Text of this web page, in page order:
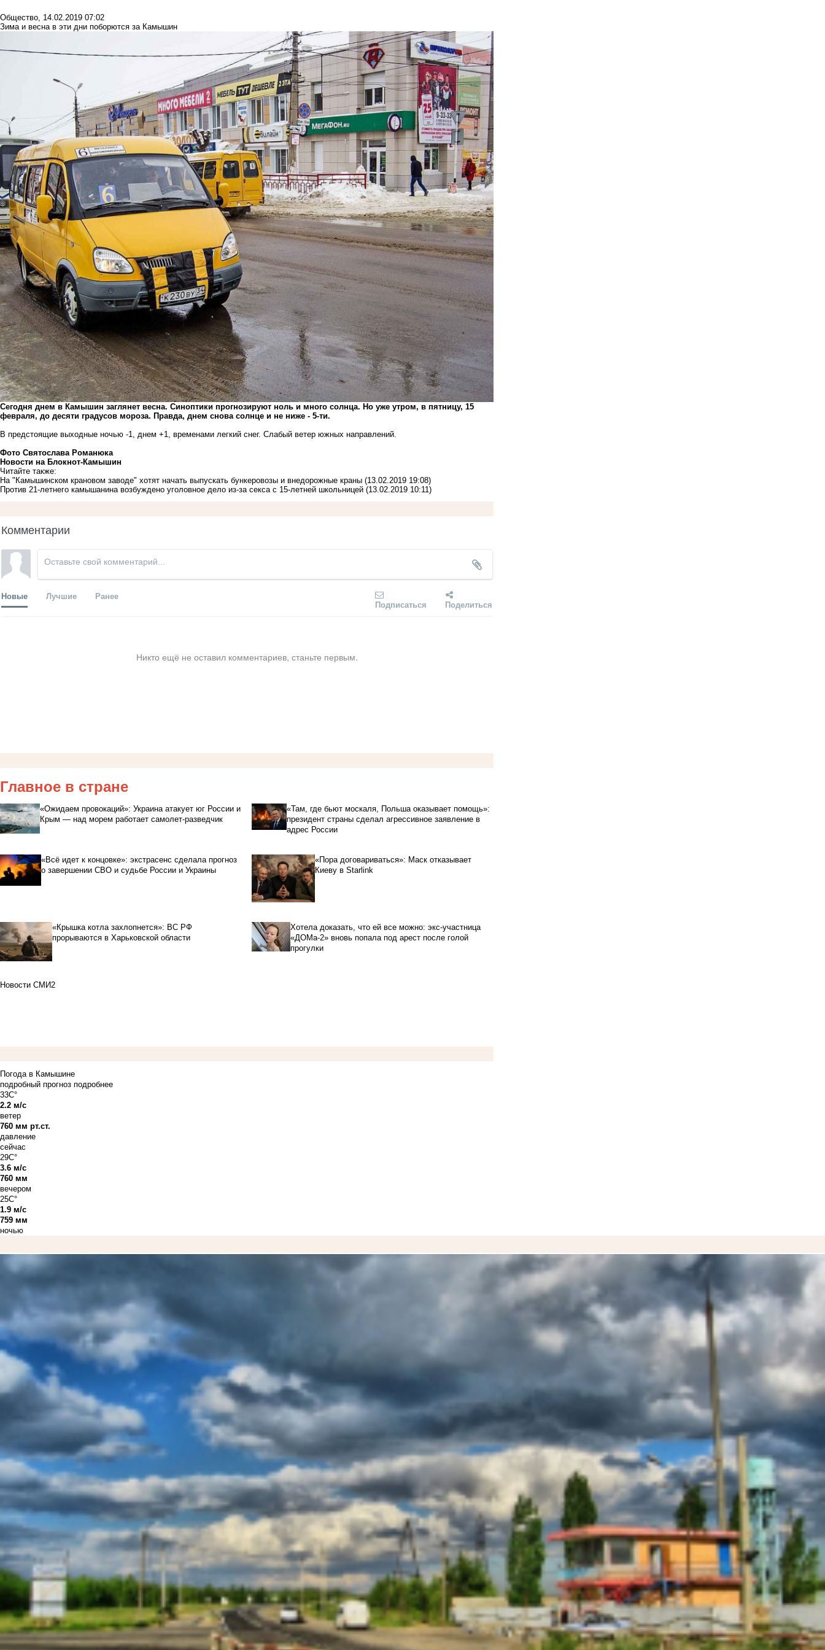
Общество, 14.02.2019 07:02
Зима и весна в эти дни поборются за Камышин
Сегодня днем в Камышин заглянет весна. Синоптики прогнозируют ноль и много солнца. Но уже утром, в пятницу, 15
февраля, до десяти градусов мороза. Правда, днем снова солнце и не ниже - 5-ти.
В предстоящие выходные ночью -1, днем +1, временами легкий снег. Слабый ветер южных направлений.
Фото Святослава Романюка
Новости на Блoкнoт-Камышин
Читайте также:
На "Камышинском крановом заводе" хотят начать выпускать бункеровозы и внедорожные краны (13.02.2019 19:08)
Против 21-летнего камышанина возбуждено уголовное дело из-за секса с 15-летней школьницей (13.02.2019 10:11)
Комментарии
Новые Лучшие Ранее
Подписаться Поделиться
Никто ещё не оставил комментариев, станьте первым.
Главное в стране
«Ожидаем провокаций»: Украина атакует юг России и
Крым — над морем работает самолет-разведчик
«Там, где бьют москаля, Польша оказывает помощь»:
президент страны сделал агрессивное заявление в
адрес России
«Всё идет к концовке»: экстрасенс сделала прогноз
о завершении СВО и судьбе России и Украины
«Пора договариваться»: Маск отказывает
Киеву в Starlink
«Крышка котла захлопнется»: ВС РФ
прорываются в Харьковской области
Хотела доказать, что ей все можно: экс-участница
«ДОМа-2» вновь попала под арест после голой
прогулки
Новости СМИ2
Погода в Камышине
подробный прогноз подробнее
33C°
2.2 м/с
ветер
760 мм рт.ст.
давление
сейчас
29C°
3.6 м/с
760 мм
вечером
25C°
1.9 м/с
759 мм
ночью